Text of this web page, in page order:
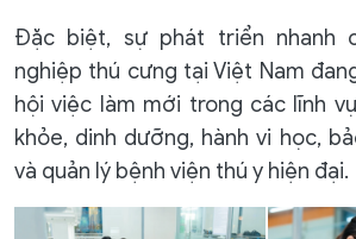
Đặc biệt, sự phát triển nhanh
nghiệp thú cưng tại Việt Nam
hội việc làm mới trong các lĩnh
khỏe, dinh dưỡng, hành vi học,
và quản lý bệnh viện thú y hiện đại.